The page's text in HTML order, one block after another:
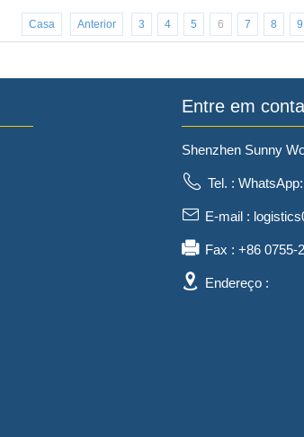
Casa Anterior 3 4 5 6 7 8 9
Entre em
Shenzhen Sunny
Tel. :
E-mail :
Fax : +86 0755-
Endereço :